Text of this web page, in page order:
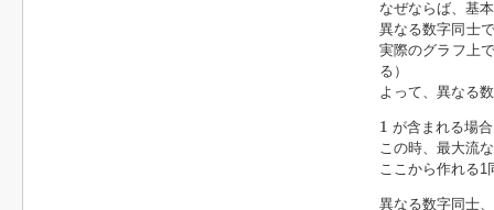
なぜならば、基
異なる数字同士
実際のグラフ上
る）
よって、異なる
1
1 が含まれる場
この時、最大流
ここから作れる
異なる数字同士